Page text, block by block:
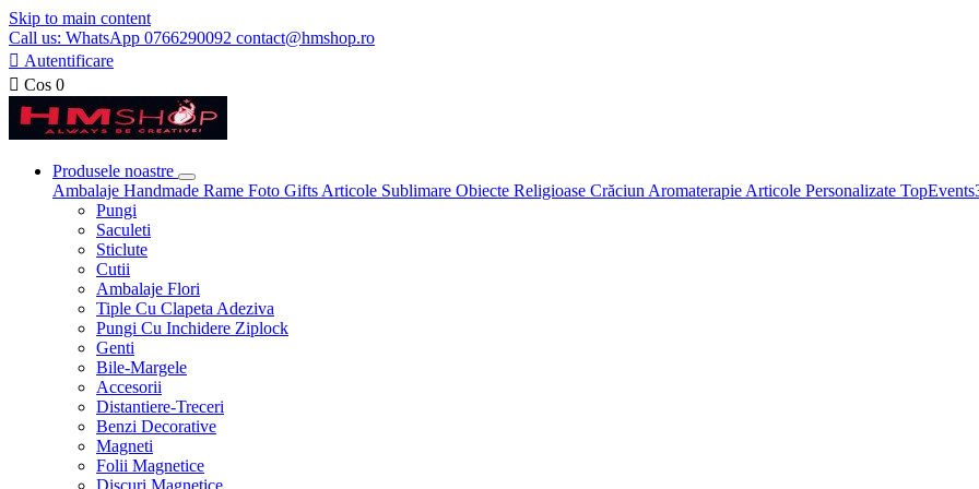
Skip to main content
Call us: WhatsApp 0766290092 contact@hmshop.ro
 Autentificare
 Cos 0
Produsele noastre
Ambalaje Handmade Rame Foto Gifts Articole Sublimare Obiecte Religioase Crăciun Aromaterapie Articole Personalizate
Pungi
Saculeti
Sticlute
Cutii
Ambalaje Flori
Tiple Cu Clapeta Adeziva
Pungi Cu Inchidere Ziplock
Genti
Bile-Margele
Accesorii
Distantiere-Treceri
Benzi Decorative
Magneti
Folii Magnetice
Discuri Magnetice